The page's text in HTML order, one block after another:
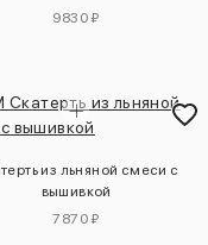
9830 ₽
из льняной смеси с
вышивкой
7870 ₽